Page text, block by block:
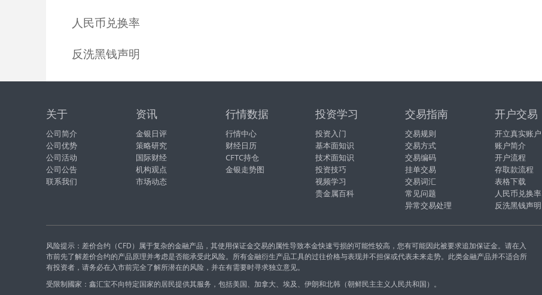
人民币兑换率
反洗黑钱声明
关于
公司简介
公司优势
公司活动
公司公告
联系我们
资讯
金银日评
策略研究
国际财经
机构观点
市场动态
行情数据
行情中心
财经日历
CFTC持仓
金银走势图
投资学习
投资入门
基本面知识
技术面知识
投资技巧
视频学习
贵金属百科
交易指南
交易规则
交易方式
交易编码
挂单交易
交易词汇
常见问题
异常交易处理
开户交易
开立真实账户
账户简介
开户流程
存取款流程
表格下载
人民币兑换率
反洗黑钱声明
风险提示：差价合约（CFD）属于复杂的金融产品，其使用保证金交易的属性导致本金快速亏损的可能性较高，您有可能因此被要求追加保证金。请在入
市前先了解差价合约的产品原理并考虑是否能承受此风险。所有金融衍生产品工具的过往价格与表现并不担保或代表未来走势。此类金融产品并不适合所
有投资者，请务必在入市前完全了解所潜在的风险，并在有需要时寻求独立意见。
受限制國家：鑫汇宝不向特定国家的居民提供其服务，包括美国、加拿大、埃及、伊朗和北韩（朝鲜民主主义人民共和国）。